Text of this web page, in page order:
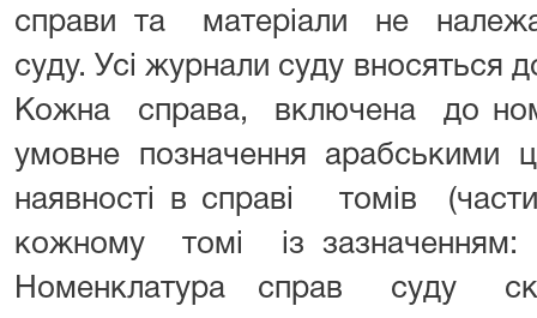
справи та матеріали не
суду. Усі журнали суду вносяться
Кожна справа, включена до
умовне позначення
наявності в справі томів
кожному томі із
Номенклатура справ суду